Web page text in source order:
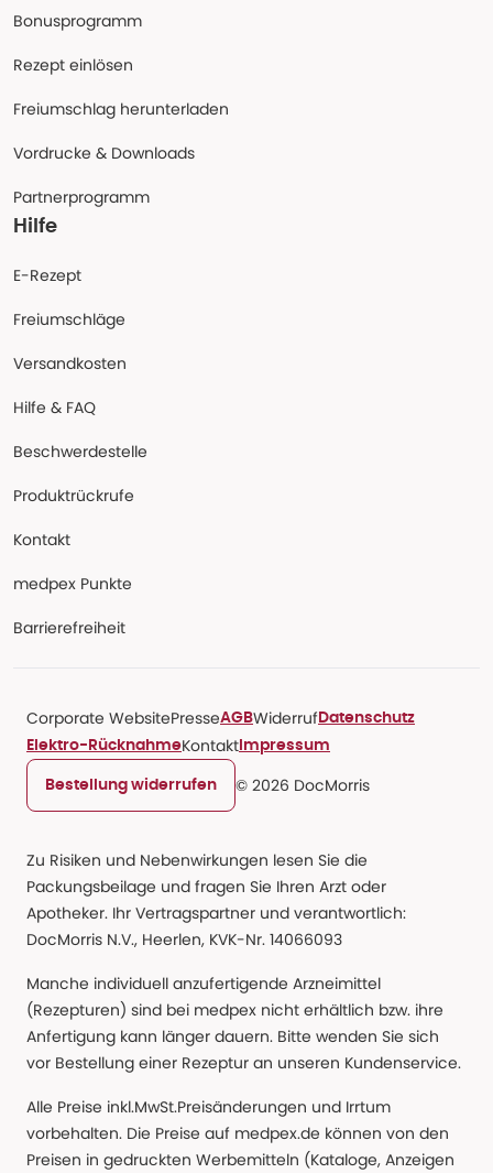
Bonusprogramm
Rezept einlösen
Freiumschlag herunterladen
Vordrucke & Downloads
Partnerprogramm
Hilfe
E-Rezept
Freiumschläge
Versandkosten
Hilfe & FAQ
Beschwerdestelle
Produktrückrufe
Kontakt
medpex Punkte
Barrierefreiheit
Corporate WebsitePresseAGBWiderruf Datenschutz
Elektro-RücknahmeKontakt Impressum
Bestellung widerrufen © 2026 DocMorris
Zu Risiken und Nebenwirkungen lesen Sie die
Packungsbeilage und fragen Sie Ihren Arzt oder
Apotheker. Ihr Vertragspartner und verantwortlich:
DocMorris N.V., Heerlen, KVK-Nr. 14066093
Manche individuell anzufertigende Arzneimittel
(Rezepturen) sind bei medpex nicht erhältlich bzw. ihre
Anfertigung kann länger dauern. Bitte wenden Sie sich
vor Bestellung einer Rezeptur an unseren Kundenservice.
Alle Preise inkl.MwSt.Preisänderungen und Irrtum
vorbehalten. Die Preise auf medpex.de können von den
Preisen in gedruckten Werbemitteln (Kataloge, Anzeigen